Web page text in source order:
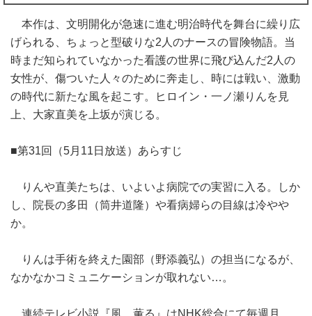
本作は、文明開化が急速に進む明治時代を舞台に繰り広
げられる、ちょっと型破りな2人のナースの冒険物語。当
時まだ知られていなかった看護の世界に飛び込んだ2人の
女性が、傷ついた人々のために奔走し、時には戦い、激動
の時代に新たな風を起こす。ヒロイン・一ノ瀬りんを見
上、大家直美を上坂が演じる。
■第31回（5月11日放送）あらすじ
りんや直美たちは、いよいよ病院での実習に入る。しか
し、院長の多田（筒井道隆）や看病婦らの目線は冷やや
か。
りんは手術を終えた園部（野添義弘）の担当になるが、
なかなかコミュニケーションが取れない…。